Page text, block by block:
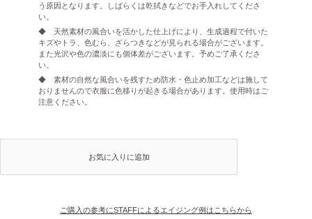
う原因となります。しばらくは乾拭きなどでお手入れしてくださ
い。
◆ 天然素材の風合いを活かした仕上げにより、生成過程で付いた
キズやトラ、色むら、ざらつきなどが見られる場合がございます。
また光沢や色の濃淡にも個体差がございます。予めご了承くださ
い。
◆ 素材の自然な風合いを残すため防水・色止め加工などは施して
おりませんので衣服に色移りが起きる場合があります。使用時はご
注意ください。
お気に入りに追加
ご購入の参考にSTAFFによるエイジング例はこちらから